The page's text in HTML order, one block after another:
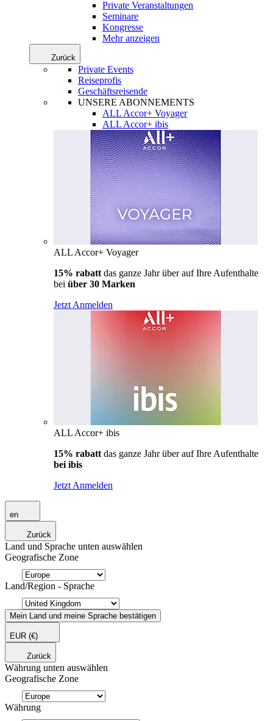
Private Veranstaltungen
Seminare
Kongresse
Mehr anzeigen
Zurück
Private Events
Reiseprofis
Geschäftsreisende
UNSERE ABONNEMENTS
ALL Accor+ Voyager
ALL Accor+ ibis
ALL Accor+ Voyager
15% rabatt das ganze Jahr über auf Ihre Aufenthalte
bei über 30 Marken
Jetzt Anmelden
ALL Accor+ ibis
15% rabatt das ganze Jahr über auf Ihre Aufenthalte
bei ibis
Jetzt Anmelden
en
Zurück
Land und Sprache unten auswählen
Geografische Zone
Land/Region - Sprache
Mein Land und meine Sprache bestätigen
EUR (€)
Zurück
Währung unten auswählen
Geografische Zone
Währung